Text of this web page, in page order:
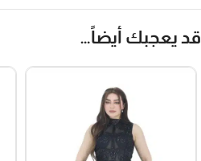
الفستان مثاليًا للسهرات وحفلات الزفاف.
: إذا كنتِ تبحثين عن الأناقة
للسهرات وحفلات الزفاف.
يعجبك أيضاً…